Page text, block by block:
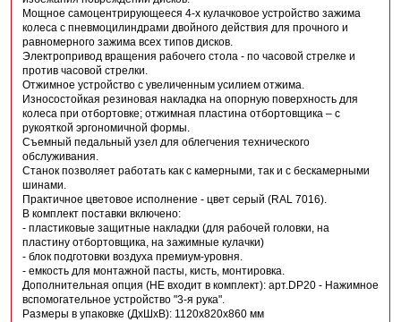
Мощное самоцентрирующееся 4-х кулачковое устройство зажима
колеса с пневмоцилиндрами двойного действия для прочного и
равномерного зажима всех типов дисков.
Электропривод вращения рабочего стола - по часовой стрелке и
против часовой стрелки.
Отжимное устройство с увеличенным усилием отжима.
Износостойкая резиновая накладка на опорную поверхность для
колеса при отбортовке; отжимная пластина отбортовщика – с
рукояткой эргономичной формы.
Съемный педальный узел для облегчения технического
обслуживания.
Станок позволяет работать как с камерными, так и с бескамерными
шинами.
Практичное цветовое исполнение - цвет серый (RAL 7016).
В комплект поставки включено:
- пластиковые защитные накладки (для рабочей головки, на
пластину отбортовщика, на зажимные кулачки)
- блок подготовки воздуха премиум-уровня.
- емкость для монтажной пасты, кисть, монтировка.
Дополнительная опция (НЕ входит в комплект): арт.DP20 - Нажимное
вспомогательное устройство "3-я рука".
Размеры в упаковке (ДхШхВ): 1120х820х860 мм